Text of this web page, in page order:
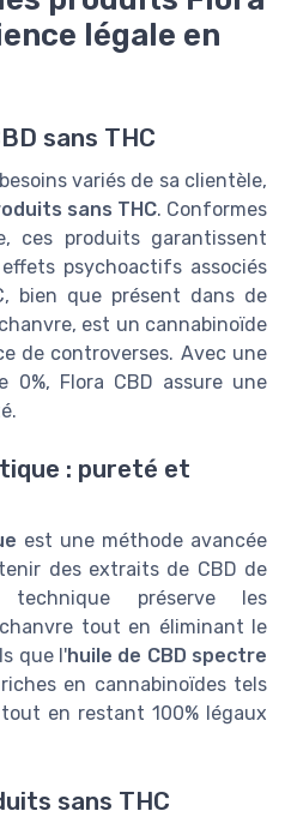
légale en
sans THC
variés de sa clientèle,
sans THC. Conformes
ces produits garantissent
psychoactifs associés
bien que présent dans de
est un cannabinoïde
de controverses. Avec une
0%, Flora CBD assure une
: pureté et
est une méthode avancée
des extraits de CBD de
préserve les
tout en éliminant le
que l'huile de CBD spectre
en cannabinoïdes tels
en restant 100% légaux
sans THC